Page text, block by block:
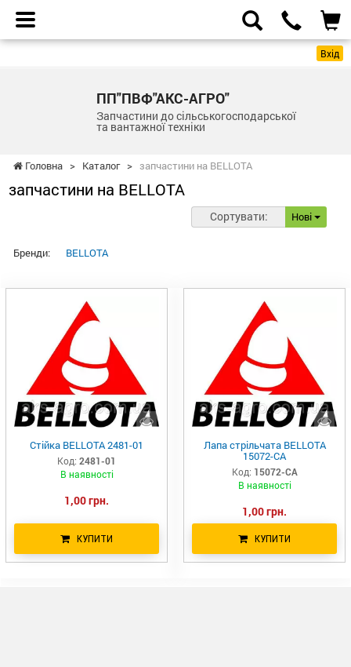
Вхід
ПП"ПВФ"АКС-АГРО"
Запчастини до сільськогосподарської
та вантажної техніки
Головна > Каталог > запчастини на BELLOTA
запчастини на BELLOTA
Сортувати: Нові
Бренди: BELLOTA
Стійка BELLOTA 2481-01
Код: 2481-01
В наявності
1,00 грн.
КУПИТИ
Лапа стрільчата BELLOTA
15072-CA
Код: 15072-CA
В наявності
1,00 грн.
КУПИТИ